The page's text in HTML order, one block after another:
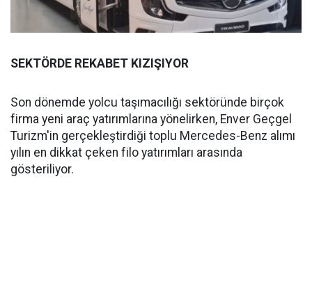
SEKTÖRDE REKABET KIZIŞIYOR
Son dönemde yolcu taşımacılığı sektöründe birçok
firma yeni araç yatırımlarına yönelirken, Enver Geçgel
Turizm'in gerçekleştirdiği toplu Mercedes-Benz alımı
yılın en dikkat çeken filo yatırımları arasında
gösteriliyor.